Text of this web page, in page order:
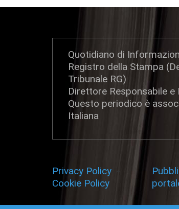
Quotidiano di
Registro della Stampa
Tribunale RG)
Direttore Responsabile e
Questo periodico è
Italiana
Privacy Policy
Cookie Policy